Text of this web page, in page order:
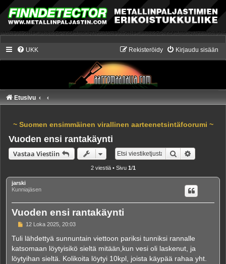
UKK Kirjaudu sisään
Rekisteröidy
Etusivu
~ Suomen ensimmäinen virallinen aarteenetsintäfoorumi ~
Vuoden ensi rantakäynti
Vastaa Viestiin Etsi
2 viestiä • Sivu 1/1
jarski
Kunniajäsen
Vuoden ensi rantakäynti
V
e
t
i
12 Loka 2025, 20:03
Tuli lähdettyä sunnuntain viettoon pariksi tunniksi rannalle
katsomaan löytyisikö sieltä mitään,kun vesi oli laskenut, ja
löytyihan sieltä. Kolikoita löytyi 10kpl, joista käypää rahaa yht.